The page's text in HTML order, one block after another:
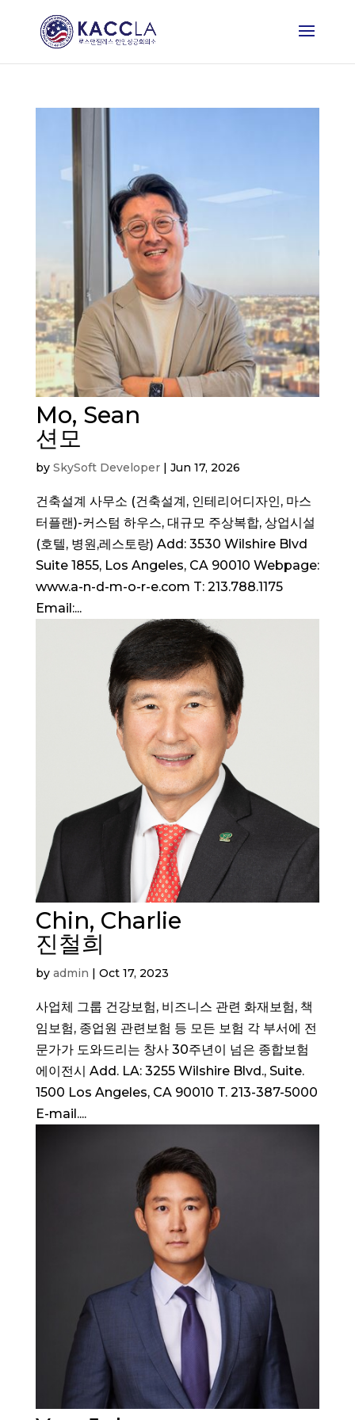
Mo, Sean
션모
by SkySoft Developer| Jun 17, 2026
건축설계 사무소 (건축설계, 인테리어디자인, 마스
터플랜)-커스텀 하우스, 대규모 주상복합, 상업시설
(호텔, 병원,레스토랑) Add: 3530 Wilshire Blvd
Suite 1855, Los Angeles, CA 90010 Webpage:
www.a-n-d-m-o-r-e.com T: 213.788.1175
Email:...
Chin, Charlie
진철희
by admin | Oct 17, 2023
사업체 그룹 건강보험, 비즈니스 관련 화재보험, 책
임보험, 종업원 관련보험 등 모든 보험 각 부서에 전
문가가 도와드리는 창사 30주년이 넘은 종합보험
에이전시 Add. LA: 3255 Wilshire Blvd., Suite.
1500 Los Angeles, CA 90010 T. 213-387-5000
E-mail....